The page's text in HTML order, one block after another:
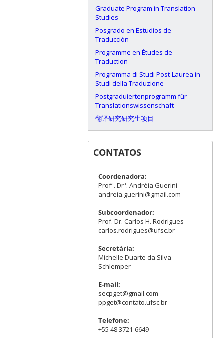
Graduate Program in Translation
Studies
Posgrado en Estudios de
Traducción
Programme en Études de
Traduction
Programma di Studi Post-Laurea in
Studi della Traduzione
Postgraduiertenprogramm für
Translationswissenschaft
翻译研究研究生项目
CONTATOS
Coordenadora:
Profª. Drª. Andréia Guerini
andreia.guerini@gmail.com
Subcoordenador:
Prof. Dr. Carlos H. Rodrigues
carlos.rodrigues@ufsc.br
Secretária:
Michelle Duarte da Silva
Schlemper
E-mail:
secpget@gmail.com
ppget@contato.ufsc.br
Telefone:
+55 48 3721-6649